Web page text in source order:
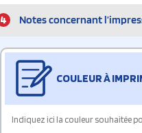
4 Notes concernant
COULEUR À
Indiquez ici la couleur souhaitée